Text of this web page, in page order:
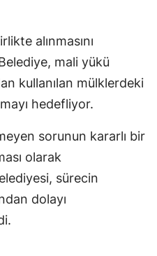
alınmasını
mali yükü
kullanılan mülklerdeki
hedefliyor.
sorunun kararlı bir
olarak
sürecin
dolayı